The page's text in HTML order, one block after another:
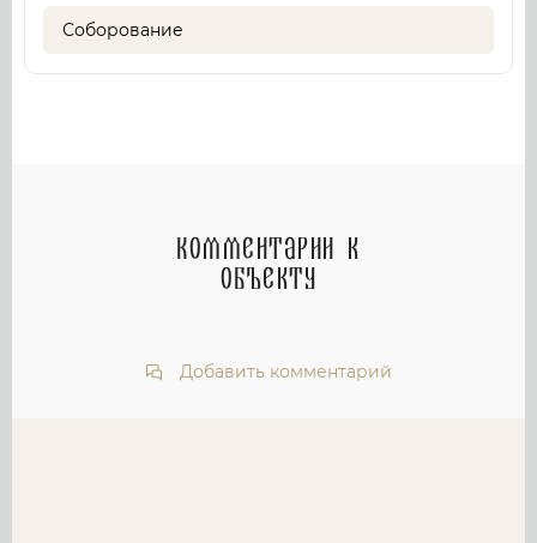
Соборование
Комментарии к
объекту
Добавить комментарий